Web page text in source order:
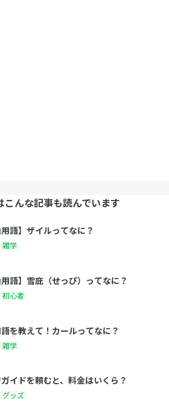
こんな記事も読んでいます
用語】ザイルってなに？
雑学
用語】雪庇（せっぴ）ってなに？
初心者
を教えて！カールってなに？
雑学
イドを頼むと、料金はいくら？
グッズ